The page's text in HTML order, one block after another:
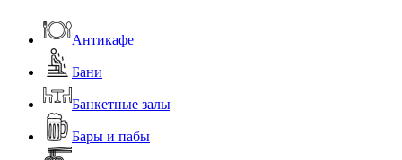
Антикафе
Бани
Банкетные залы
Бары и пабы